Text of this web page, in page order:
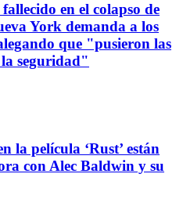
en el colapso de
York demanda a los
que "pusieron las
seguridad"
la película ‘Rust’ están
con Alec Baldwin y su